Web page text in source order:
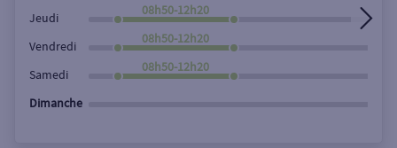
Jeudi
08h50-12h20
Vendredi
08h50-12h20
Samedi
08h50-12h20
Dimanche